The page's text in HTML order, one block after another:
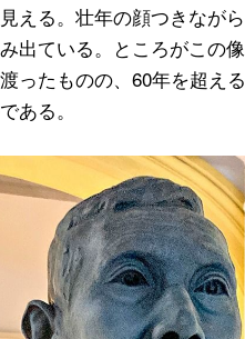
える。壮年の顔つきなが
出ている。ところがこの
ったものの、60年を超え
ある。